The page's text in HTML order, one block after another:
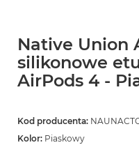
Native Union
silikonowe
AirPods 4 -
Kod producenta:
Kolor: Piaskowy